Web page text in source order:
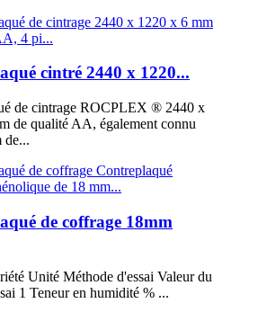
cintré 2440 x 1220...
de cintrage ROCPLEX ® 2440 x
de qualité AA, également connu
de...
de coffrage 18mm
Unité Méthode d'essai Valeur du
1 Teneur en humidité % ...